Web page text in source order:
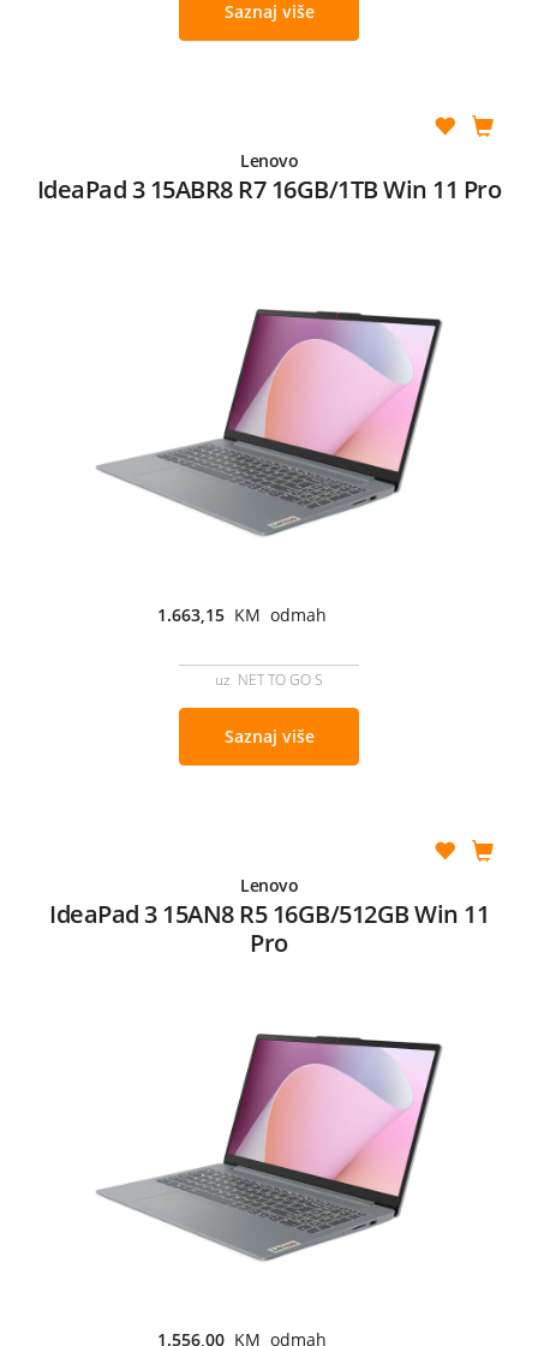
Saznaj više
Lenovo
IdeaPad 3 15ABR8 R7 16GB/1TB Win 11 Pro
1.663,15 KM odmah
uz NET TO GO S
Saznaj više
Lenovo
IdeaPad 3 15AN8 R5 16GB/512GB Win 11
Pro
1.556,00 KM odmah